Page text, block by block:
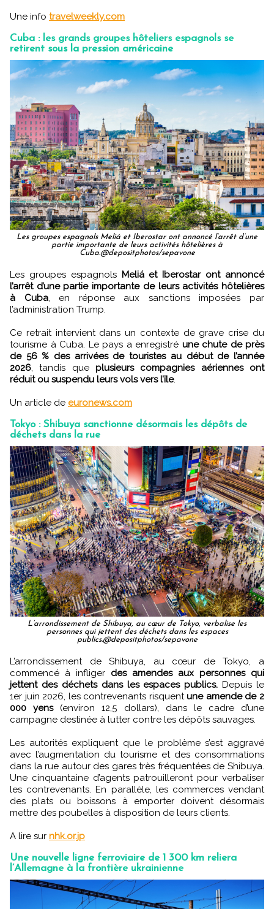
Une info travelweekly.com
Cuba : les grands groupes hôteliers espagnols se
retirent sous la pression américaine
Les groupes espagnols Meliá et Iberostar ont annoncé l’arrêt d’une
partie importante de leurs activités hôtelières à
Cuba.@depositphotos/sepavone
Les groupes espagnols Meliá et Iberostar ont annoncé
l’arrêt d’une partie importante de leurs activités hôtelières
à Cuba, en réponse aux sanctions imposées par
l’administration Trump.
Ce retrait intervient dans un contexte de grave crise du
tourisme à Cuba. Le pays a enregistré une chute de près
de 56 % des arrivées de touristes au début de l’année
2026, tandis que plusieurs compagnies aériennes ont
réduit ou suspendu leurs vols vers l’île.
Un article de euronews.com
Tokyo : Shibuya sanctionne désormais les dépôts de
déchets dans la rue
L’arrondissement de Shibuya, au cœur de Tokyo, verbalise les
personnes qui jettent des déchets dans les espaces
publics.@depositphotos/sepavone
L’arrondissement de Shibuya, au cœur de Tokyo, a
commencé à infliger des amendes aux personnes qui
jettent des déchets dans les espaces publics. Depuis le
1er juin 2026, les contrevenants risquentune amende de 2
000 yens(environ 12,5 dollars), dans le cadre d’une
campagne destinée à lutter contre les dépôts sauvages.
Les autorités expliquent que le problème s’est aggravé
avec l’augmentation du tourisme et des consommations
dans la rue autour des gares très fréquentées de Shibuya.
Une cinquantaine d’agents patrouilleront pour verbaliser
les contrevenants. En parallèle, les commerces vendant
des plats ou boissons à emporter doivent désormais
mettre des poubelles à disposition de leurs clients.
A lire sur nhk.or.jp
Une nouvelle ligne ferroviaire de 1 300 km reliera
l’Allemagne à la frontière ukrainienne